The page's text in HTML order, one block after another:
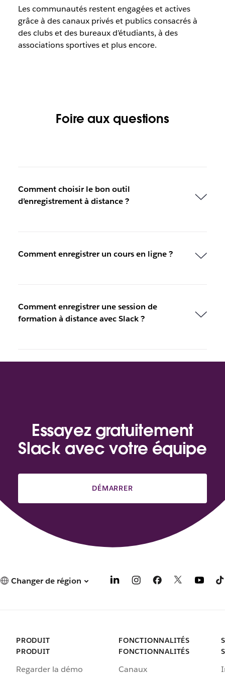
Les communautés restent engagées et actives
grâce à des canaux privés et publics consacrés à
des clubs et des bureaux d’étudiants, à des
associations sportives et plus encore.
Foire aux questions
Comment choisir le bon outil
d’enregistrement à distance ?
Comment enregistrer un cours en ligne ?
Comment enregistrer une session de
formation à distance avec Slack ?
Essayez gratuitement
Slack avec votre équipe
DÉMARRER
Changer de région
PRODUIT
PRODUIT
Regarder la démo
FONCTIONNALITÉS
FONCTIONNALITÉS
Canaux